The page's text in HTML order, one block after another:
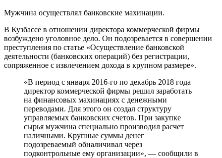
Мужчина осуществлял банковские махинации.
В Кузбассе в отношении директора коммерческой фирмы
возбуждено уголовное дело. Он подозревается в совершении
преступления по статье «Осуществление банковской
деятельности (банковских операций) без регистрации,
сопряженное с извлечением дохода в крупном размере».
«В период с января 2016-го по декабрь 2018 года
директор коммерческой фирмы решил заработать
на финансовых махинациях с денежными
переводами. Для этого он создал структуру
управляемых банковских счетов. При закупке
сырья мужчина специально производил расчет
наличными. Крупные суммы денег
подозреваемый обналичивал через
подконтрольные ему организации», — сообщили в